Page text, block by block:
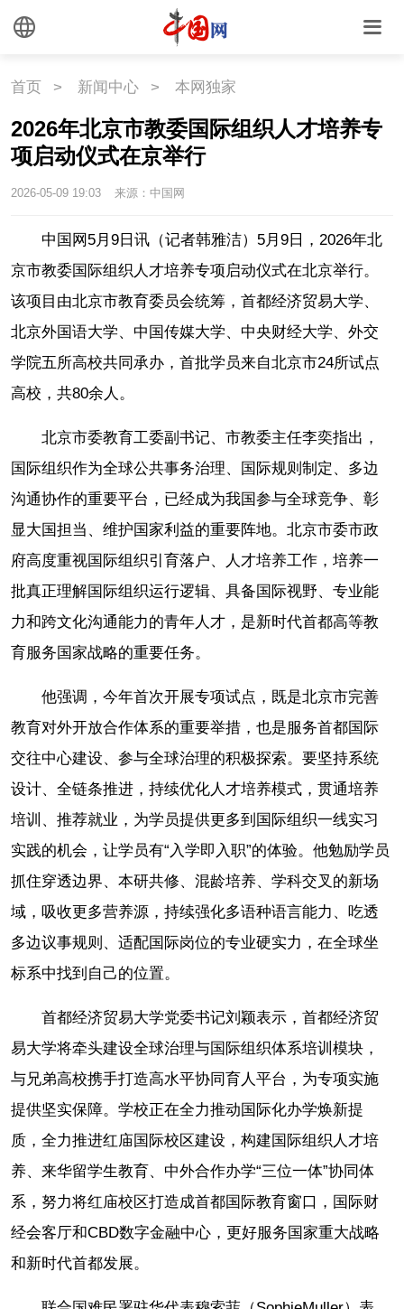
首页 > 新闻中心 > 本网独家
2026年北京市教委国际组织人才培养专
项启动仪式在京举行
2026-05-09 19:03 来源：中国网
中国网5月9日讯（记者韩雅洁）5月9日，2026年北
京市教委国际组织人才培养专项启动仪式在北京举行。
该项目由北京市教育委员会统筹，首都经济贸易大学、
北京外国语大学、中国传媒大学、中央财经大学、外交
学院五所高校共同承办，首批学员来自北京市24所试点
高校，共80余人。
北京市委教育工委副书记、市教委主任李奕指出，
国际组织作为全球公共事务治理、国际规则制定、多边
沟通协作的重要平台，已经成为我国参与全球竞争、彰
显大国担当、维护国家利益的重要阵地。北京市委市政
府高度重视国际组织引育落户、人才培养工作，培养一
批真正理解国际组织运行逻辑、具备国际视野、专业能
力和跨文化沟通能力的青年人才，是新时代首都高等教
育服务国家战略的重要任务。
他强调，今年首次开展专项试点，既是北京市完善
教育对外开放合作体系的重要举措，也是服务首都国际
交往中心建设、参与全球治理的积极探索。要坚持系统
设计、全链条推进，持续优化人才培养模式，贯通培养
培训、推荐就业，为学员提供更多到国际组织一线实习
实践的机会，让学员有“入学即入职”的体验。他勉励学员
抓住穿透边界、本研共修、混龄培养、学科交叉的新场
域，吸收更多营养源，持续强化多语种语言能力、吃透
多边议事规则、适配国际岗位的专业硬实力，在全球坐
标系中找到自己的位置。
首都经济贸易大学党委书记刘颖表示，首都经济贸
易大学将牵头建设全球治理与国际组织体系培训模块，
与兄弟高校携手打造高水平协同育人平台，为专项实施
提供坚实保障。学校正在全力推动国际化办学焕新提
质，全力推进红庙国际校区建设，构建国际组织人才培
养、来华留学生教育、中外合作办学“三位一体”协同体
系，努力将红庙校区打造成首都国际教育窗口，国际财
经会客厅和CBD数字金融中心，更好服务国家重大战略
和新时代首都发展。